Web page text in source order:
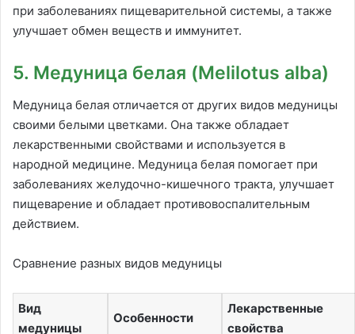
при заболеваниях пищеварительной системы, а также
улучшает обмен веществ и иммунитет.
5. Медуница белая (Melilotus alba)
Медуница белая отличается от других видов медуницы
своими белыми цветками. Она также обладает
лекарственными свойствами и используется в
народной медицине. Медуница белая помогает при
заболеваниях желудочно-кишечного тракта, улучшает
пищеварение и обладает противовоспалительным
действием.
Сравнение разных видов медуницы
Вид
медуницы
Особенности
Лекарственные
свойства